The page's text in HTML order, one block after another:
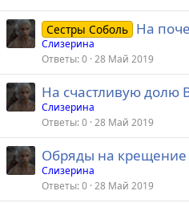
Сестры Соболь На
Слизерина
Ответы 0 28 Май 2019
На счастливую долю
Слизерина
Ответы 0 28 Май 2019
Обряды на крещение
Слизерина
Ответы 0 28 Май 2019